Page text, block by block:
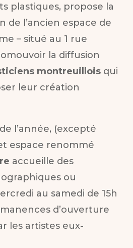
plastiques, propose la
de l’ancien espace de
– situé au 1 rue
la diffusion
montreuillois qui
leur création
l’année, (excepté
espace renommé
accueille des
ou
au samedi de 15h
d’ouverture
les artistes eux-